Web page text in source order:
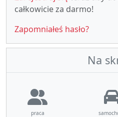
całkowicie za darmo!
Zapomniałeś hasło?
Na
praca